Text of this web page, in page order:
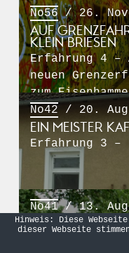
No56/ 26.
AUF
KLEIN BRIESEN
Erfahrung 4 –
neuen
zum
No42 / 20.
EIN MEISTER
Erfahrung 3 –
No41/ 13.
KRIEGSEICHEN
Erfahrung 3 –
Hinweis: Diese
dieser Webseite